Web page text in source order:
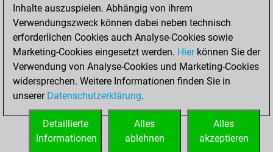
You created
your Fritz account
Fritz
Donnerstag,
Juni 17, 2021
You created
your Studies account
Studies
Inhalte auszuspielen. Abhängig von ihrem
Verwendungszweck können dabei neben technisch
erforderlichen Cookies auch Analyse-Cookies sowie
Marketing-Cookies eingesetzt werden. Hierkönnen Sie der
Verwendung von Analyse-Cookies und Marketing-Cookies
widersprechen. Weitere Informationen finden Sie in
unserer Datenschutzerklärung.
Alles
akzeptieren
Alles
ablehnen
Detaillierte
Informationen